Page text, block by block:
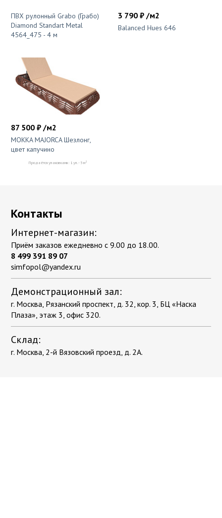
ПВХ рулонный Grabo (Грабо)
Diamond Standart Metal
4564_475 - 4 м
3 790 ₽ /м2
Balanced Hues 646
87 500 ₽ /м2
MOKKA MAJORCA Шезлонг,
цвет капучино
Продаётся упаковками: 1 уп. - 5 м2
Контакты
Интернет-магазин:
Приём заказов ежедневно с 9.00 до 18.00.
8 499 391 89 07
simfopol@yandex.ru
Демонстрационный зал:
г. Москва, Рязанский проспект, д. 32, кор. 3, БЦ «Наска
Плаза», этаж 3, офис 320.
Склад:
г. Москва, 2-й Вязовский проезд, д. 2А.